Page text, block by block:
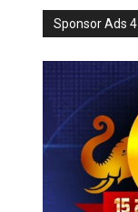
Sponsor Ads 4